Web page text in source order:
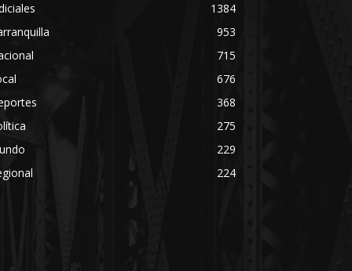
1384
953
715
676
368
275
229
224